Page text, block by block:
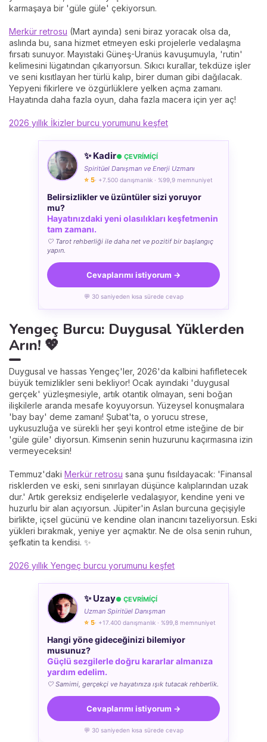
karmaşaya bir 'güle güle' çekiyorsun.
Merkür retrosu (Mart ayında) seni biraz yoracak olsa da,
aslında bu, sana hizmet etmeyen eski projelerle vedalaşma
fırsatı sunuyor. Mayıstaki Güneş-Uranüs kavuşumuyla, 'rutin'
kelimesini lügatından çıkarıyorsun. Sıkıcı kurallar, tekdüze işler
ve seni kısıtlayan her türlü kalıp, birer duman gibi dağılacak.
Yepyeni fikirlere ve özgürlüklere yelken açma zamanı.
Hayatında daha fazla oyun, daha fazla macera için yer aç!
2026 yıllık İkizler burcu yorumunu keşfet
✨ Kadir● ÇEVRÍMÍÇÍ
Spiritüel Danışman ve Enerji Uzmanı
⭐ 5· +7.500 danışmanlık · %99,9 memnuniyet
Belirsizlikler ve üzüntüler sizi yoruyor
mu?
Hayatınızdaki yeni olasılıkları keşfetmenin
tam zamanı.
🤍 Tarot rehberliği ile daha net ve pozitif bir başlangıç
yapın.
Cevaplarımı istiyorum →
💬 30 saniyeden kısa sürede cevap
Yengeç Burcu: Duygusal Yüklerden
Arın! 💖
Duygusal ve hassas Yengeç'ler, 2026'da kalbini hafifletecek
büyük temizlikler seni bekliyor! Ocak ayındaki 'duygusal
gerçek' yüzleşmesiyle, artık otantik olmayan, seni boğan
ilişkilerle aranda mesafe koyuyorsun. Yüzeysel konuşmalara
'bay bay' deme zamanı! Şubat'ta, o yorucu strese,
uykusuzluğa ve sürekli her şeyi kontrol etme isteğine de bir
'güle güle' diyorsun. Kimsenin senin huzurunu kaçırmasına izin
vermeyeceksin!
Temmuz'daki Merkür retrosu sana şunu fısıldayacak: 'Finansal
risklerden ve eski, seni sınırlayan düşünce kalıplarından uzak
dur.' Artık gereksiz endişelerle vedalaşıyor, kendine yeni ve
huzurlu bir alan açıyorsun. Jüpiter'in Aslan burcuna geçişiyle
birlikte, içsel gücünü ve kendine olan inancını tazeliyorsun. Eski
yükleri bırakmak, yeniye yer açmaktır. Ne de olsa senin ruhun,
şefkatin ta kendisi. ✨
2026 yıllık Yengeç burcu yorumunu keşfet
✨ Uzay● ÇEVRÍMÍÇÍ
Uzman Spiritüel Danışman
⭐ 5· +17.400 danışmanlık · %99,8 memnuniyet
Hangi yöne gideceğinizi bilemiyor
musunuz?
Güçlü sezgilerle doğru kararlar almanıza
yardım edelim.
🤍 Samimi, gerçekçi ve hayatınıza ışık tutacak rehberlik.
Cevaplarımı istiyorum →
💬 30 saniyeden kısa sürede cevap